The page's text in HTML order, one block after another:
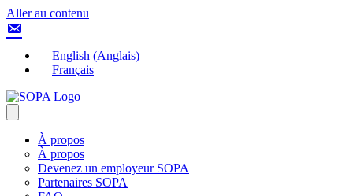
Aller au contenu
English (Anglais)
Français
À propos
À propos
Devenez un employeur SOPA
Partenaires SOPA